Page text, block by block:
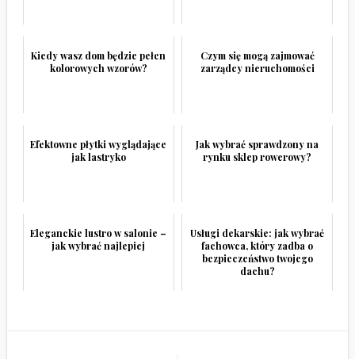
Kiedy wasz dom będzie pełen
kolorowych wzorów?
Czym się mogą zajmować
zarządcy nieruchomości
Efektowne płytki wyglądające
jak lastryko
Jak wybrać sprawdzony na
rynku sklep rowerowy?
Eleganckie lustro w salonie –
jak wybrać najlepiej
Usługi dekarskie: jak wybrać
fachowca, który zadba o
bezpieczeństwo twojego
dachu?